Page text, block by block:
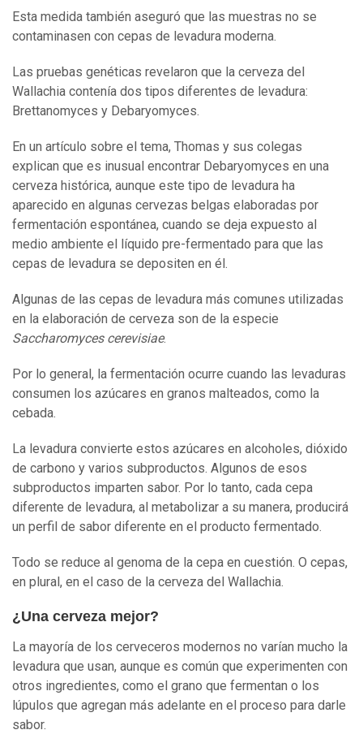
Esta medida también aseguró que las muestras no se
contaminasen con cepas de levadura moderna.
Las pruebas genéticas revelaron que la cerveza del
Wallachia contenía dos tipos diferentes de levadura:
Brettanomyces y Debaryomyces.
En un artículo sobre el tema, Thomas y sus colegas
explican que es inusual encontrar Debaryomyces en una
cerveza histórica, aunque este tipo de levadura ha
aparecido en algunas cervezas belgas elaboradas por
fermentación espontánea, cuando se deja expuesto al
medio ambiente el líquido pre-fermentado para que las
cepas de levadura se depositen en él.
Algunas de las cepas de levadura más comunes utilizadas
en la elaboración de cerveza son de la especie
Saccharomyces cerevisiae.
Por lo general, la fermentación ocurre cuando las levaduras
consumen los azúcares en granos malteados, como la
cebada.
La levadura convierte estos azúcares en alcoholes, dióxido
de carbono y varios subproductos. Algunos de esos
subproductos imparten sabor. Por lo tanto, cada cepa
diferente de levadura, al metabolizar a su manera, producirá
un perfil de sabor diferente en el producto fermentado.
Todo se reduce al genoma de la cepa en cuestión. O cepas,
en plural, en el caso de la cerveza del Wallachia.
¿Una cerveza mejor?
La mayoría de los cerveceros modernos no varían mucho la
levadura que usan, aunque es común que experimenten con
otros ingredientes, como el grano que fermentan o los
lúpulos que agregan más adelante en el proceso para darle
sabor.